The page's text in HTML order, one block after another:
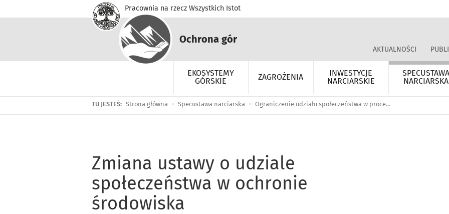
Pracownia na rzecz Wszystkich Istot
Ochrona gór
AKTUALNOŚCI
EKOSYSTEMY
GÓRSKIE
ZAGROŻENIA
INWESTYCJE
NARCIARSKIE
SPECUSTAWA
NARCIARSKA
TU JESTEŚ: Strona główna Specustawa narciarska Ograniczenie udziału społeczeństwa w procedurach
Zmiana ustawy o udziale
społeczeństwa w ochronie
środowiska